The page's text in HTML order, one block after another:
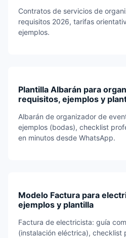
Contratos de servicios de
requisitos 2026, tarifas
ejemplos.
Plantilla Albarán para
requisitos, ejemplos y
Albarán de organizador de
ejemplos (bodas), checklist
en minutos desde WhatsApp.
Modelo Factura para
ejemplos y plantilla
Factura de electricista: guía
(instalación eléctrica), checklist